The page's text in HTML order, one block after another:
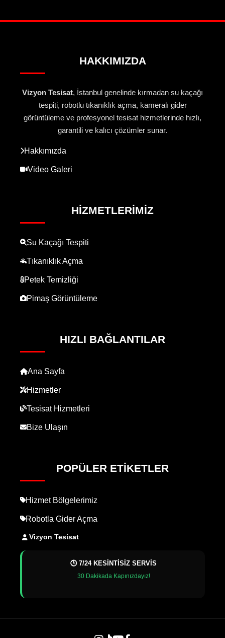
HAKKIMIZDA
Vizyon Tesisat, İstanbul genelinde kırmadan su kaçağı
tespiti, robotlu tıkanıklık açma, kameralı gider
görüntüleme ve profesyonel tesisat hizmetlerinde hızlı,
garantili ve kalıcı çözümler sunar.
Hakkımızda
Video Galeri
HIZMETLERIMIZ
Su Kaçağı Tespiti
Tıkanıklık Açma
Petek Temizliği
Pimaş Görüntüleme
HIZLI BAĞLANTILAR
Ana Sayfa
Hizmetler
Tesisat Hizmetleri
Bize Ulaşın
POPÜLER ETIKETLER
Hizmet Bölgelerimiz
Robotla Gider Açma
Vizyon Tesisat
🕒 7/24 KESİNTİSİZ SERVİS
30 Dakikada Kapınızdayız!